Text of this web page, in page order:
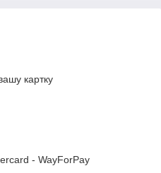
картку
- WayForPay